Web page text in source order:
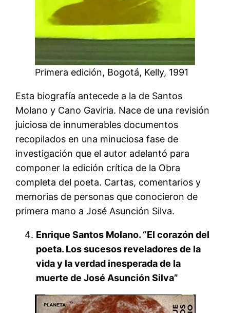
Primera edición, Bogotá, Kelly, 1991
Esta biografía antecede a la de Santos
Molano y Cano Gaviria. Nace de una revisión
juiciosa de innumerables documentos
recopilados en una minuciosa fase de
investigación que el autor adelantó para
componer la edición crítica de la Obra
completa del poeta. Cartas, comentarios y
memorias de personas que conocieron de
primera mano a José Asunción Silva.
Enrique Santos Molano. “El corazón del
poeta. Los sucesos reveladores de la
vida y la verdad inesperada de la
muerte de José Asunción Silva”